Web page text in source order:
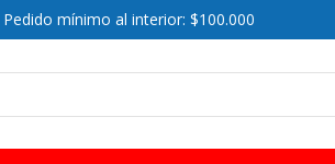
Pedido mínimo al interior: $100.000